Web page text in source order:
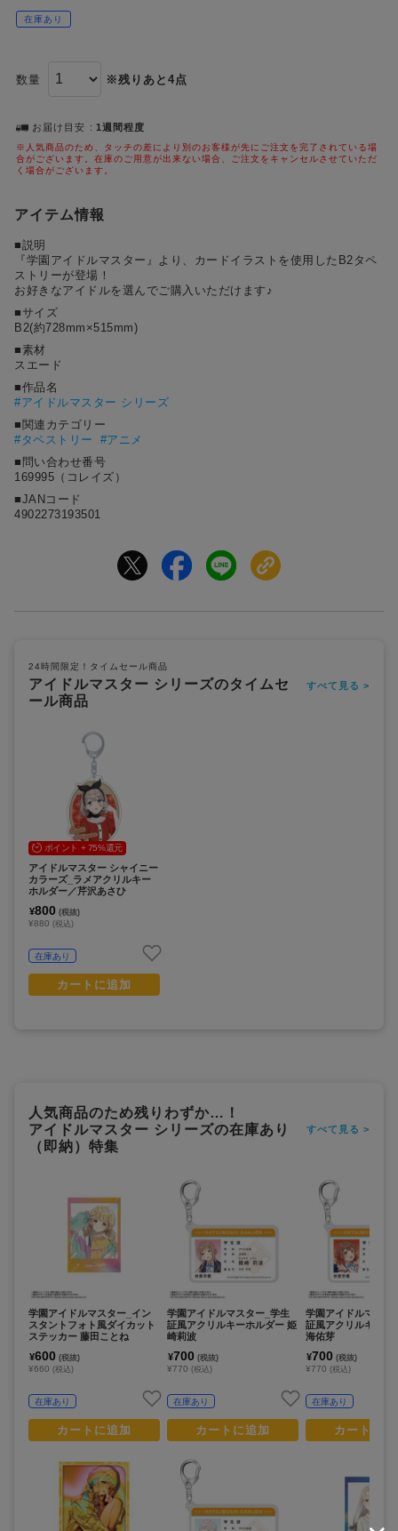
ズ
注
ー
ー
ド
2位 #ハイキュー!!
3位
在庫あり
数量 ※残りあと4点
お届け目安 1週間程度
※人気商品のため、タッチの差により別のお客様が先にご注文を完了されている場
合がございます。在庫のご用意が出来ない場合、ご注文をキャンセルさせていただ
く場合がございます。
アイテム情報
■説明
『学園アイドルマスター』より、カードイラストを使用したB2タペ
ストリーが登場！
お好きなアイドルを選んでご購入いただけます♪
■サイズ
B2(約728mm×515mm)
■素材
スエード
■作品名
#アイドルマスター シリーズ
■関連カテゴリー
#タペストリー
#アニメ
■問い合わせ番号
169995（コレイズ）
■JANコード
4902273193501
24時間限定！タイムセール商品
アイドルマスター シリーズのタイムセ
ール商品
すべて見る >
ポイント + 75%還元
アイドルマスター シャイニー
カラーズ_ラメアクリルキー
ホルダー／芹沢あさひ
¥800 (税抜)
¥880 (税込)
在庫あり
カートに追加
人気商品のため残りわずか…！
アイドルマスター シリーズの在庫あり
（即納）特集
すべて見る >
学園アイドルマスター_イン
スタントフォト風ダイカット
ステッカー 藤田ことね
¥600 (税抜)
¥660 (税込)
在庫あり
カートに追加
学園アイドルマスター_学生
証風アクリルキーホルダー 姫
崎莉波
¥700 (税抜)
¥770 (税込)
在庫あり
カートに追加
学園アイドルマスタ
証風アクリルキーホ
海佑芽
¥700 (税抜)
¥770 (税込)
在庫あり
カートに